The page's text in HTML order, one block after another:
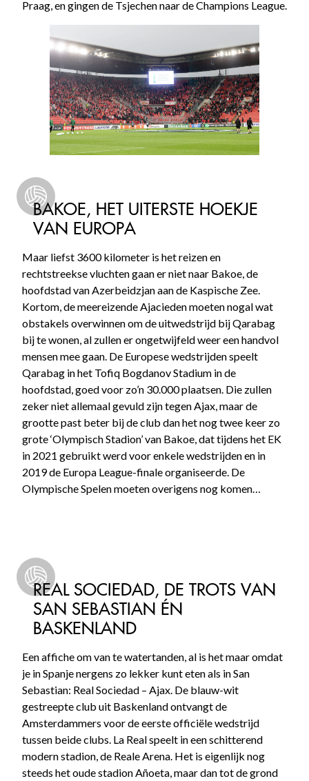
Praag, en gingen de Tsjechen naar de Champions League.
BAKOE, HET UITERSTE HOEKJE
VAN EUROPA
Maar liefst 3600 kilometer is het reizen en
rechtstreekse vluchten gaan er niet naar Bakoe, de
hoofdstad van Azerbeidzjan aan de Kaspische Zee.
Kortom, de meereizende Ajacieden moeten nogal wat
obstakels overwinnen om de uitwedstrijd bij Qarabag
bij te wonen, al zullen er ongetwijfeld weer een handvol
mensen mee gaan. De Europese wedstrijden speelt
Qarabag in het Tofiq Bogdanov Stadium in de
hoofdstad, goed voor zo’n 30.000 plaatsen. Die zullen
zeker niet allemaal gevuld zijn tegen Ajax, maar de
grootte past beter bij de club dan het nog twee keer zo
grote ‘Olympisch Stadion’ van Bakoe, dat tijdens het EK
in 2021 gebruikt werd voor enkele wedstrijden en in
2019 de Europa League-finale organiseerde. De
Olympische Spelen moeten overigens nog komen…
REAL SOCIEDAD, DE TROTS VAN
SAN SEBASTIAN ÉN
BASKENLAND
Een affiche om van te watertanden, al is het maar omdat
je in Spanje nergens zo lekker kunt eten als in San
Sebastian: Real Sociedad – Ajax. De blauw-wit
gestreepte club uit Baskenland ontvangt de
Amsterdammers voor de eerste officiële wedstrijd
tussen beide clubs. La Real speelt in een schitterend
modern stadion, de Reale Arena. Het is eigenlijk nog
steeds het oude stadion Añoeta, maar dan tot de grond